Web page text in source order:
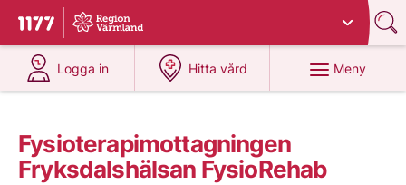
Till startsidan för 1177
Du har valt region
Logga in
på 1177.se
Hitta vård
på 1177.se
Meny
Fysioterapimottagningen
Fryksdalshälsan FysioRehab